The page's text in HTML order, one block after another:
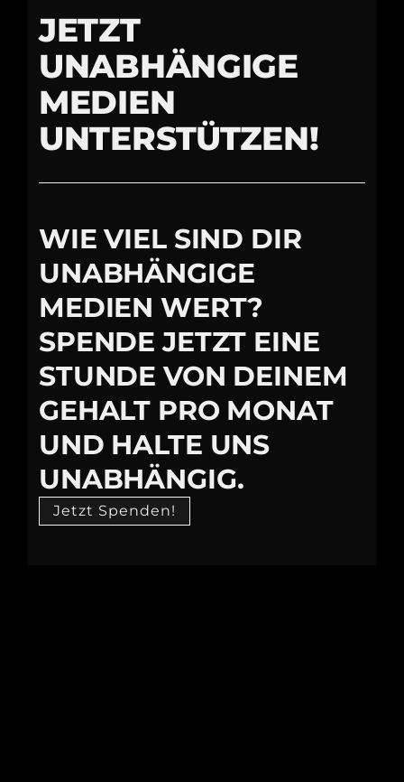
JETZT
UNABHÄNGIGE
MEDIEN
UNTERSTÜTZEN!
WIE VIEL SIND DIR
UNABHÄNGIGE
MEDIEN WERT?
SPENDE JETZT EINE
STUNDE VON DEINEM
GEHALT PRO MONAT
UND HALTE UNS
UNABHÄNGIG.
Jetzt Spenden!